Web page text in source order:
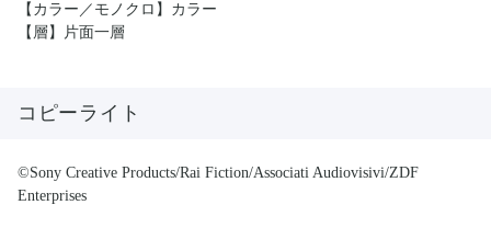
【カラー／モノクロ】カラー
【層】片面一層
コピーライト
©Sony Creative Products/Rai Fiction/Associati Audiovisivi/ZDF
Enterprises